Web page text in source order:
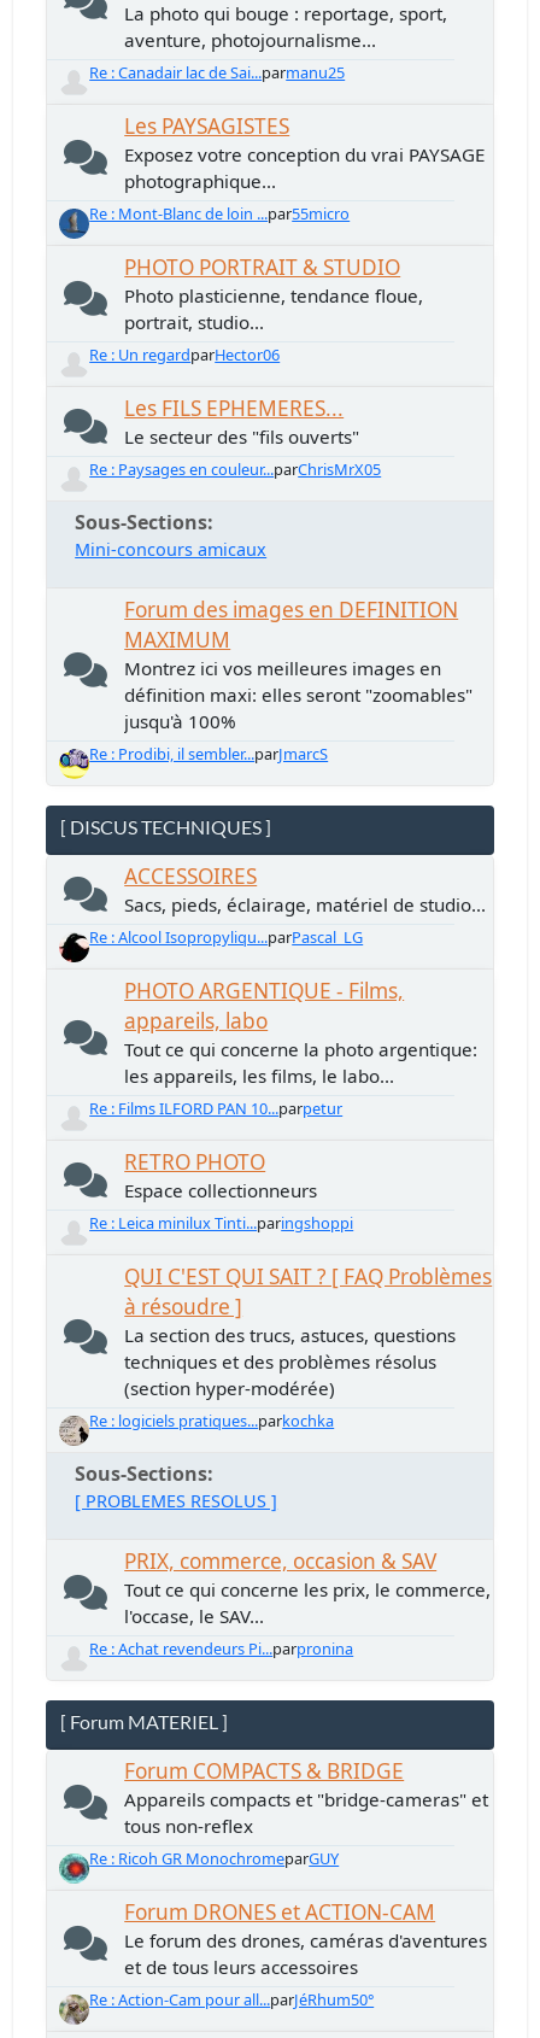
La photo qui bouge : reportage, sport,
aventure, photojournalisme...
Re : Canadair lac de Sai...parmanu25
Les PAYSAGISTES
Exposez votre conception du vrai PAYSAGE
photographique...
Re : Mont-Blanc de loin ...par55micro
PHOTO PORTRAIT & STUDIO
Photo plasticienne, tendance floue,
portrait, studio...
Re : Un regardparHector06
Les FILS EPHEMERES...
Le secteur des "fils ouverts"
Re : Paysages en couleur...parChrisMrX05
Sous-Sections
Mini-concours amicaux
Forum des images en DEFINITION
MAXIMUM
Montrez ici vos meilleures images en
définition maxi: elles seront "zoomables"
jusqu'à 100%
Re : Prodibi, il sembler...parJmarcS
[ DISCUS TECHNIQUES ]
ACCESSOIRES
Sacs, pieds, éclairage, matériel de studio...
Re : Alcool Isopropyliqu...parPascal_LG
PHOTO ARGENTIQUE - Films,
appareils, labo
Tout ce qui concerne la photo argentique:
les appareils, les films, le labo...
Re : Films ILFORD PAN 10...parpetur
RETRO PHOTO
Espace collectionneurs
Re : Leica minilux Tinti...paringshoppi
QUI C'EST QUI SAIT ? [ FAQ Problèmes
à résoudre ]
La section des trucs, astuces, questions
techniques et des problèmes résolus
(section hyper-modérée)
Re : logiciels pratiques...parkochka
Sous-Sections
[ PROBLEMES RESOLUS ]
PRIX, commerce, occasion & SAV
Tout ce qui concerne les prix, le commerce,
l'occase, le SAV...
Re : Achat revendeurs Pi...parpronina
[ Forum MATERIEL ]
Forum COMPACTS & BRIDGE
Appareils compacts et "bridge-cameras" et
tous non-reflex
Re : Ricoh GR MonochromeparGUY
Forum DRONES et ACTION-CAM
Le forum des drones, caméras d'aventures
et de tous leurs accessoires
Re : Action-Cam pour all...parJéRhum50°